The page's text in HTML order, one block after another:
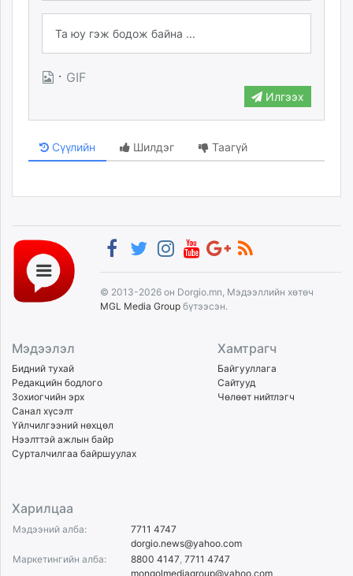
· GIF
Илгээх
Сүүлийн Шилдэг Таагүй
© 2013-2026 он Dorgio.mn, Мэдээллийн хөтөч
MGL Media Group бүтээсэн.
Мэдээлэл
Бидний тухай
Редакцийн бодлого
Зохиогчийн эрх
Санал хүсэлт
Үйлчилгээний нөхцөл
Нээлттэй ажлын байр
Сурталчилгаа байршуулах
Хамтрагч
Байгууллага
Сайтууд
Чөлөөт нийтлэгч
Харилцаа
Мэдээний алба:
7711 4747
dorgio.news@yahoo.com
Маркетингийн алба:
8800 4147, 7711 4747
mongolmediagroup@yahoo.com